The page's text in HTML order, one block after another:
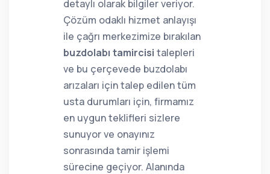
detaylı olarak bilgiler veriyor.
Çözüm odaklı hizmet anlayışı
ile çağrı merkezimize bırakılan
buzdolabı tamircisi talepleri
ve bu çerçevede buzdolabı
arızaları için talep edilen tüm
usta durumları için, firmamız
en uygun teklifleri sizlere
sunuyor ve onayınız
sonrasında tamir işlemi
sürecine geçiyor. Alanında